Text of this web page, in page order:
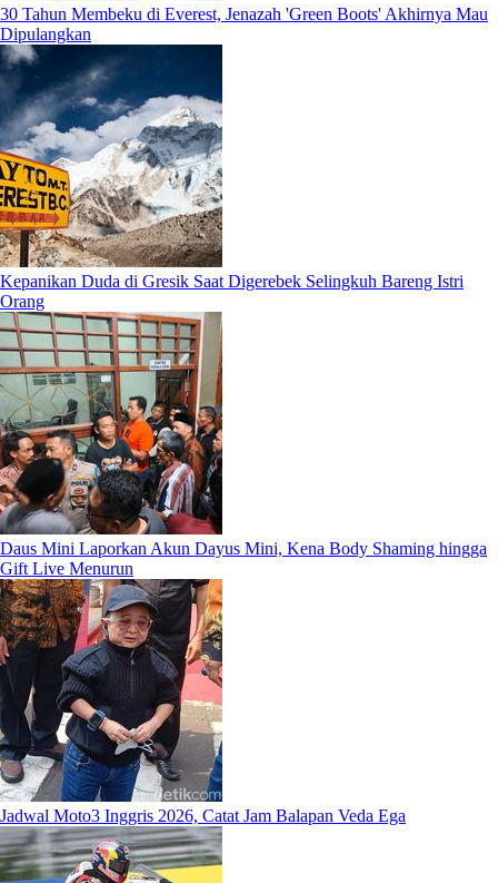
30 Tahun Membeku di Everest, Jenazah 'Green Boots' Akhirnya Mau
Dipulangkan
Kepanikan Duda di Gresik Saat Digerebek Selingkuh Bareng Istri
Orang
Daus Mini Laporkan Akun Dayus Mini, Kena Body Shaming hingga
Gift Live Menurun
Jadwal Moto3 Inggris 2026, Catat Jam Balapan Veda Ega